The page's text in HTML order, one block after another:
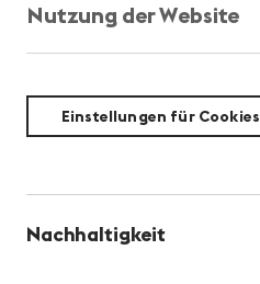
Nutzung der Website
Einstellungen für Cookies
Nachhaltigkeit